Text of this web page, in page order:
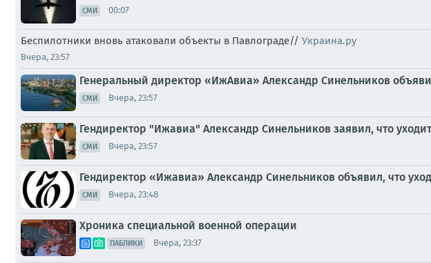
СМИ 00:07
Беспилотники вновь атаковали объекты в Павлограде// Украина.ру
Вчера, 23:57
Генеральный директор «ИжАвиа» Александр Синельников
СМИ Вчера, 23:57
Гендиректор "Ижавиа" Александр Синельников заявил, что уходит
СМИ Вчера, 23:57
Гендиректор «Ижавиа» Александр Синельников объявил, что
СМИ Вчера, 23:48
Хроника специальной военной операции
ПАБЛИКИ Вчера, 23:37